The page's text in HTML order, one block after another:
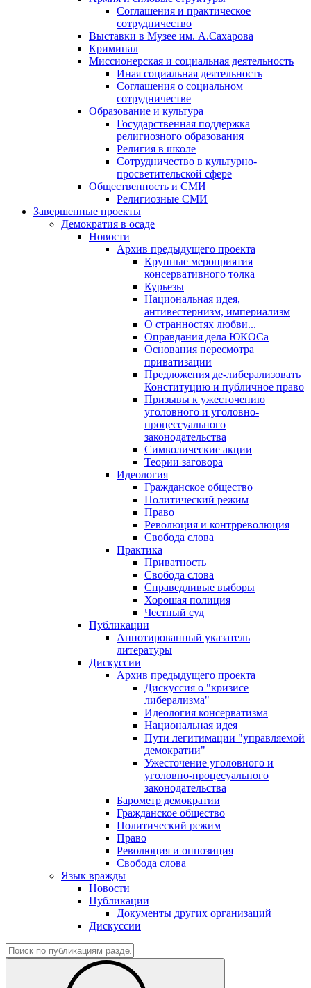
Соглашения и практическое
сотрудничество
Выставки в Музее им. А.Сахарова
Криминал
Миссионерская и социальная деятельность
Иная социальная деятельность
Соглашения о социальном
сотрудничестве
Образование и культура
Государственная поддержка
религиозного образования
Религия в школе
Сотрудничество в культурно-
просветительской сфере
Общественность и СМИ
Религиозные СМИ
Завершенные проекты
Демократия в осаде
Новости
Архив предыдущего проекта
Крупные мероприятия
консервативного толка
Курьезы
Национальная идея,
антивестернизм, империализм
О странностях любви...
Оправдания дела ЮКОСа
Основания пересмотра
приватизации
Предложения де-либерализовать
Конституцию и публичное право
Призывы к ужесточению
уголовного и уголовно-
процессуального
законодательства
Символические акции
Теории заговора
Идеология
Гражданское общество
Политический режим
Право
Революция и контрреволюция
Свобода слова
Практика
Приватность
Свобода слова
Справедливые выборы
Хорошая полиция
Честный суд
Публикации
Аннотированный указатель
литературы
Дискуссии
Архив предыдущего проекта
Дискуссия о "кризисе
либерализма"
Идеология консерватизма
Национальная идея
Пути легитимации "управляемой
демократии"
Ужесточение уголовного и
уголовно-процесуального
законодательства
Барометр демократии
Гражданское общество
Политический режим
Право
Революция и оппозиция
Свобода слова
Язык вражды
Новости
Публикации
Документы других организаций
Дискуссии